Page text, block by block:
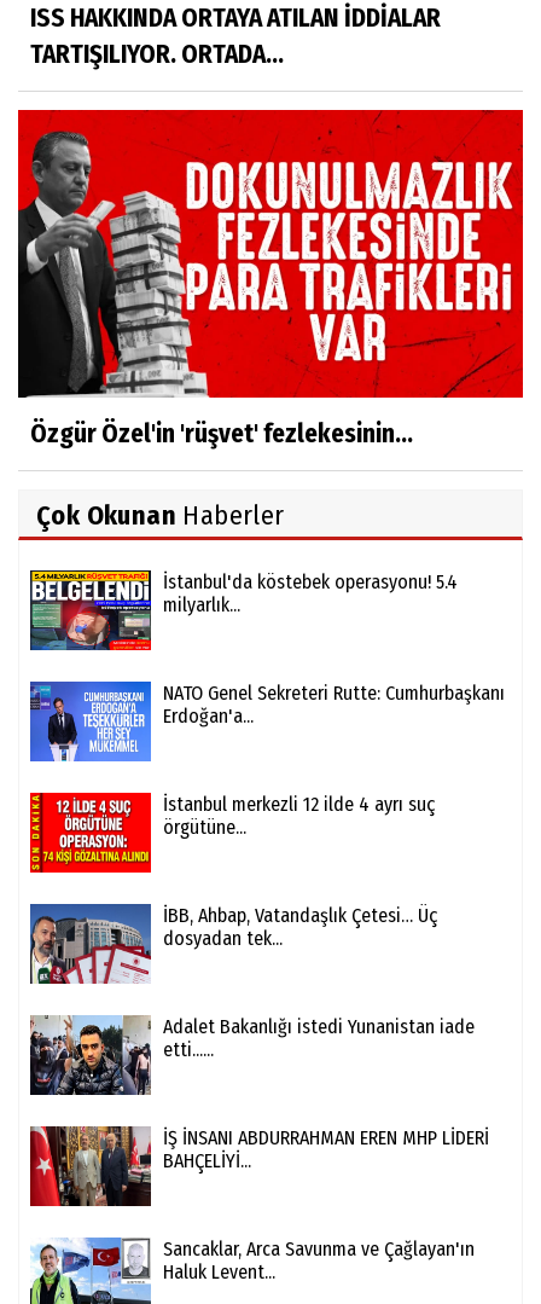
ISS HAKKINDA ORTAYA ATILAN İDDİALAR
TARTIŞILIYOR. ORTADA...
Özgür Özel'in 'rüşvet' fezlekesinin...
Çok Okunan Haberler
İstanbul'da köstebek operasyonu! 5.4
milyarlık...
NATO Genel Sekreteri Rutte: Cumhurbaşkanı
Erdoğan'a...
İstanbul merkezli 12 ilde 4 ayrı suç
örgütüne...
İBB, Ahbap, Vatandaşlık Çetesi… Üç
dosyadan tek...
Adalet Bakanlığı istedi Yunanistan iade
etti......
İŞ İNSANI ABDURRAHMAN EREN MHP LİDERİ
BAHÇELİYİ...
Sancaklar, Arca Savunma ve Çağlayan'ın
Haluk Levent...